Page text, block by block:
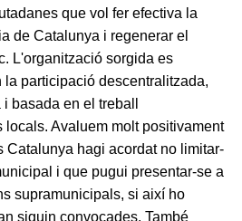
que vol fer efectiva la
de Catalunya i regenerar el
L'organització sorgida es
la participació descentralitzada,
basada en el treball
locals. Avaluem molt positivament
Catalunya hagi acordat no limitar-
i que pugui presentar-se a
supramunicipals, si així ho
siguin convocades. També